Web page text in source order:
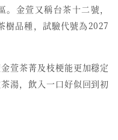
金萱又稱台茶十二號，
樹品種，試驗代號為2027
萱茶菁及枝梗能更加穩定
湯，飲入一口好似回到初